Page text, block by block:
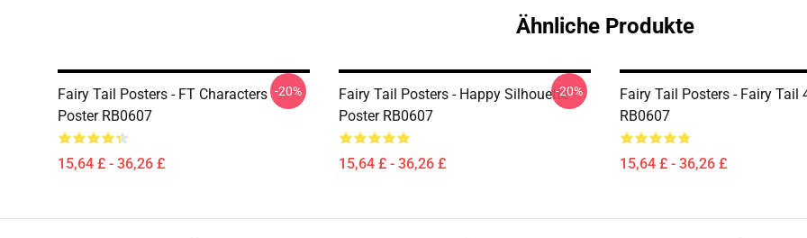
Ähnliche Produkte
Fairy Tail Posters - FT Characters
Poster RB0607
15,64 £ - 36,26 £
-20%
Fairy Tail Posters - Happy Silhouette
Poster RB0607
15,64 £ - 36,26 £
-20%
Fairy Tail Posters - Fairy Tail
RB0607
15,64 £ - 36,26 £